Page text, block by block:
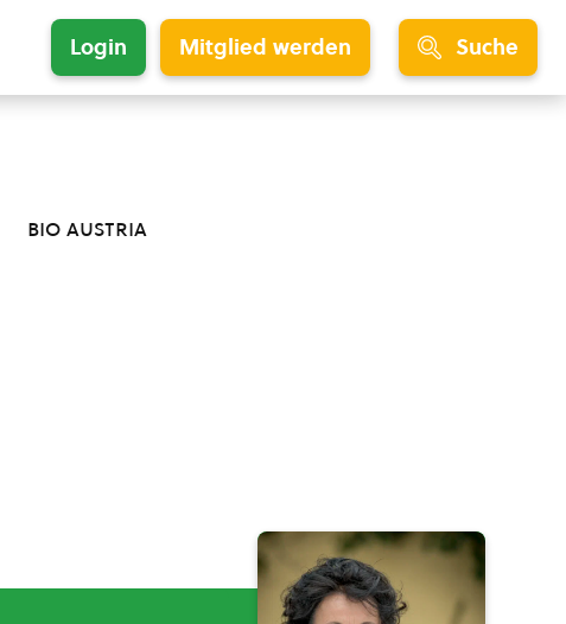
Login Mitglied werden Suche
bio austria